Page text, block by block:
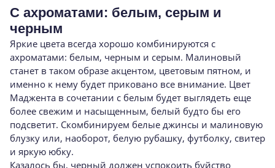
С ахроматами: белым, серым и
черным
Яркие цвета всегда хорошо комбинируются с
ахроматами: белым, черным и серым. Малиновый
станет в таком образе акцентом, цветовым пятном, и
именно к нему будет приковано все внимание. Цвет
Маджента в сочетании с белым будет выглядеть еще
более свежим и насыщенным, белый будто бы его
подсветит. Скомбинируем белые джинсы и малиновую
блузку или, наоборот, белую рубашку, футболку, свитер
и яркую юбку.
Казалось бы, черный должен успокоить буйство